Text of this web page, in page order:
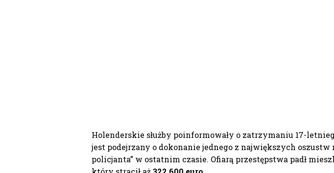
Holenderskie służby poinformowały o zatrzymaniu 17-
jest podejrzany o dokonanie jednego z największych oszustw
policjanta” w ostatnim czasie. Ofiarą przestępstwa padł